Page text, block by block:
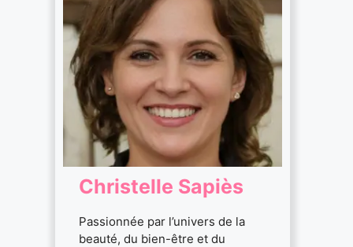
Christelle Sapiès
Passionnée par l’univers de la
beauté, du bien-être et du